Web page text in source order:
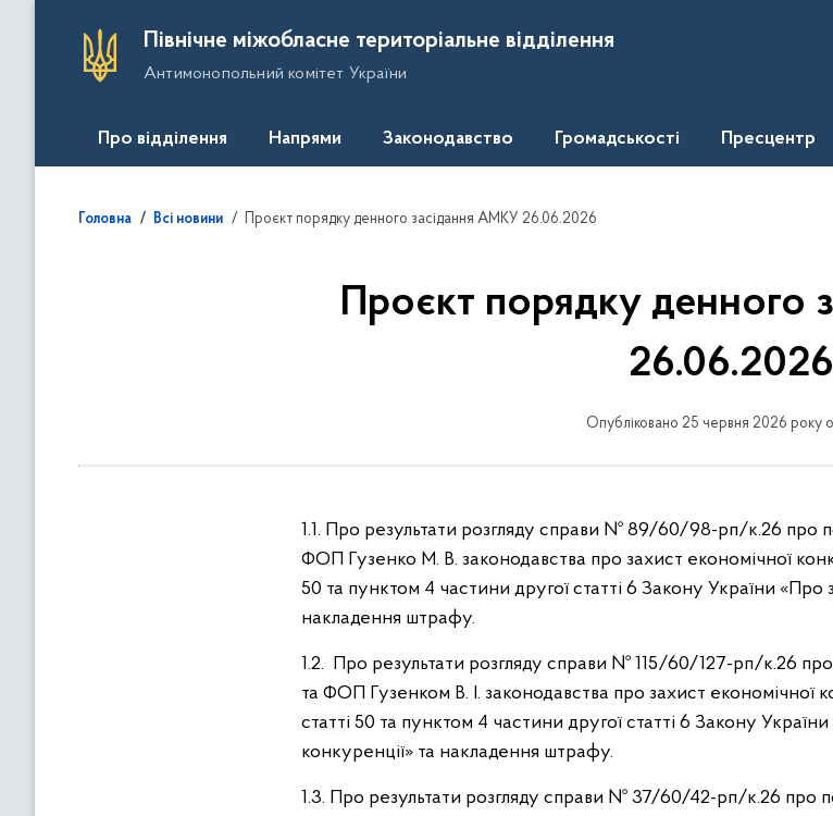
Північне міжобласне територіальне відділення
Антимонопольний комітет України
Про відділення Напрями Законодавство Громадськості Пресцентр
Головна Всі новини Проєкт порядку денного засідання АМКУ 26.06.2026
Проєкт порядку денного
26.06.2026
Опубліковано 25 червня 2026 року
1.1. Про результати розгляду справи № 89/60/98-рп/к.26
ФОП Гузенко М. В. законодавства про захист економічної
50 та пунктом 4 частини другої статті 6 Закону України «Про
накладення штрафу.
1.2. Про результати розгляду справи № 115/60/127-рп/к.26
та ФОП Гузенком В. І. законодавства про захист економічної
статті 50 та пунктом 4 частини другої статті 6 Закону
конкуренції» та накладення штрафу.
1.3. Про результати розгляду справи № 37/60/42-рп/к.26